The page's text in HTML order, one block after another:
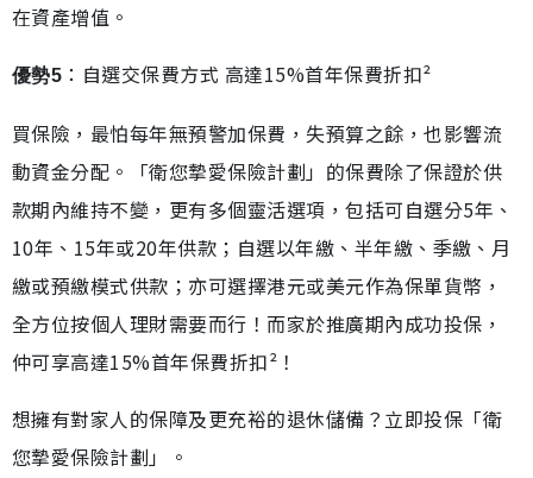
在資產增值。
優勢5 ：自選交保費方式 高達15%首年保費折扣²
買保險，最怕每年無預警加保費，失預算之餘，也影響流
動資金分配。「衛您摯愛保險計劃」的保費除了保證於供
款期內維持不變，更有多個靈活選項，包括可自選分5年、
10年、15年或20年供款；自選以年繳、半年繳、季繳、月
繳或預繳模式供款；亦可選擇港元或美元作為保單貨幣，
全方位按個人理財需要而行！而家於推廣期內成功投保，
仲可享高達15%首年保費折扣²！
想擁有對家人的保障及更充裕的退休儲備？立即投保「衛
您摯愛保險計劃」。